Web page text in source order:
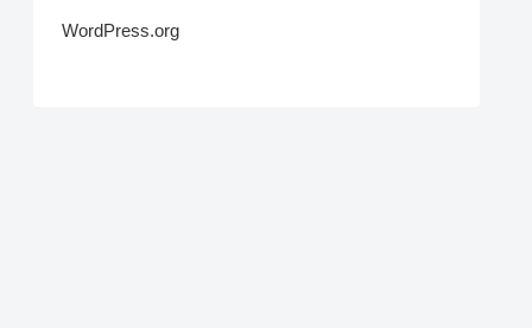
WordPress.org